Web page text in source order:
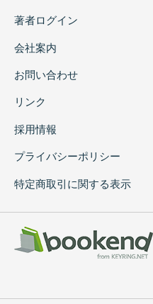
著者ログイン
会社案内
お問い合わせ
リンク
採用情報
プライバシーポリシー
特定商取引に関する表示